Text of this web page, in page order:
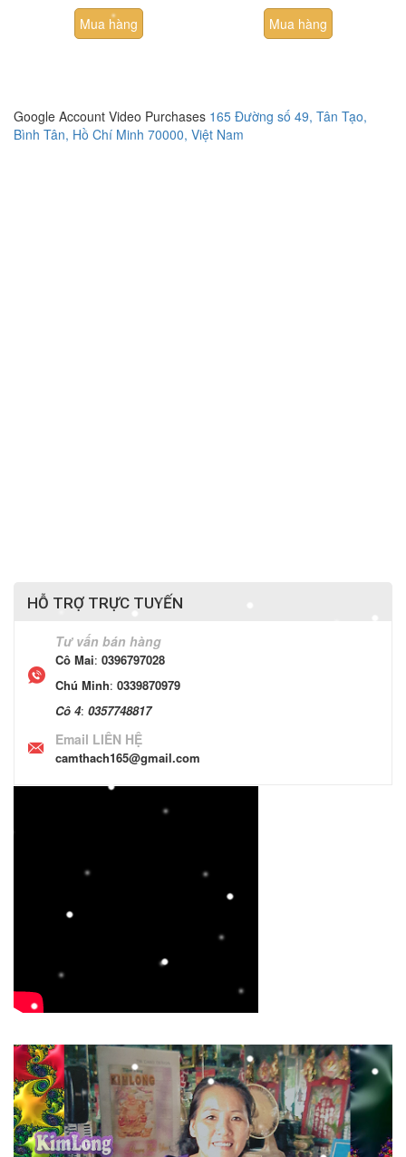
Mua hàng Mua hàng
Google Account Video Purchases 165 Đường số 49, Tân Tạo,
Bình Tân, Hồ Chí Minh 70000, Việt Nam
HỖ TRỢ TRỰC TUYẾN
Tư vấn bán hàng
Cô Mai: 0396797028
Chú Minh: 0339870979
Cô 4: 0357748817
Email LIÊN HỆ
camthach165@gmail.com